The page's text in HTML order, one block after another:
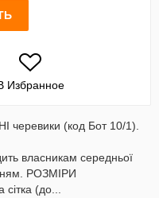
Избранное
черевики (код Бот 10/1).
власникам середньої
РОЗМІРИ
(до...